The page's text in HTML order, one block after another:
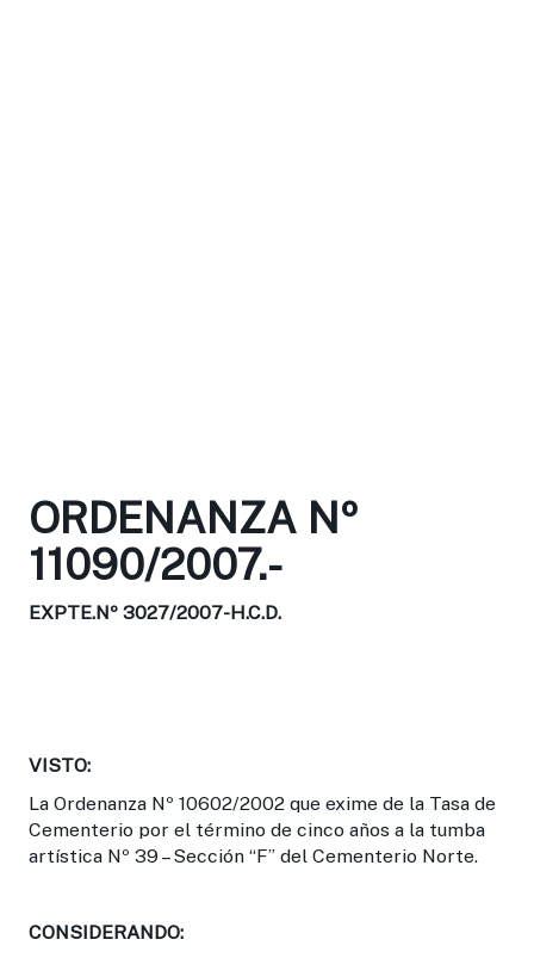
ORDENANZA Nº
11090/2007.-
EXPTE.Nº 3027/2007-H.C.D.
VISTO:
La Ordenanza Nº 10602/2002 que exime de la Tasa de
Cementerio por el término de cinco años a la tumba
artística Nº 39 – Sección “F” del Cementerio Norte.
CONSIDERANDO: